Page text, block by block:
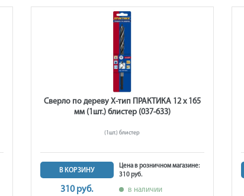
Сверло по дереву Х-тип ПРАКТИКА 12 х 165
мм (1шт.) блистер (037-633)
(1шт.) блистер
В КОРЗИНУ
310 руб.
Цена в розничном магазине:
310 руб.
в наличии